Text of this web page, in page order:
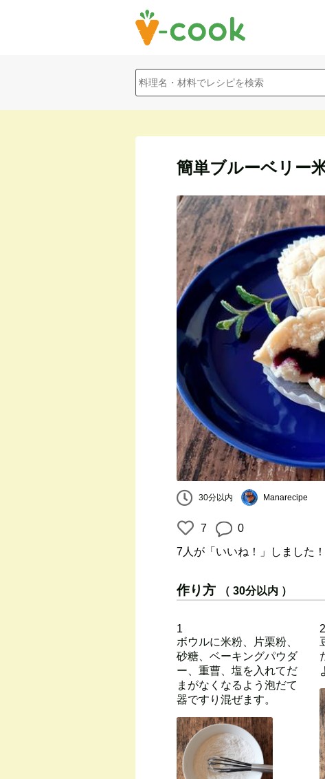
簡単ブルーベリー
30分以内 Manarecipe
7 0
7人 が「いいね！」しました！
作り方 （ 30分以内 ）
1
ボウルに米粉、片栗粉、
砂糖、ベーキングパウダ
ー、重曹、塩を入れてだ
まがなくなるよう泡だて
器ですり混ぜます。
2